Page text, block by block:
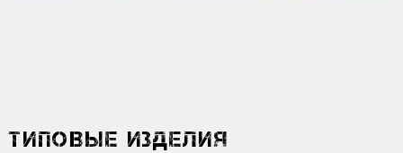
ТИПОВЫЕ ИЗДЕЛИЯ